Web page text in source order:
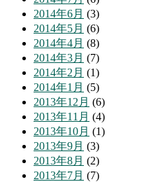
2014年6月 (3)
2014年5月 (6)
2014年4月 (8)
2014年3月 (7)
2014年2月 (1)
2014年1月 (5)
2013年12月 (6)
2013年11月 (4)
2013年10月 (1)
2013年9月 (3)
2013年8月 (2)
2013年7月 (7)